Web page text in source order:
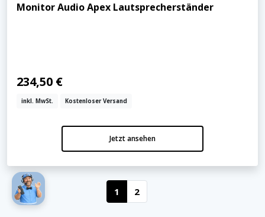
Monitor Audio Apex Lautsprecherständer
234,50 €
inkl. MwSt. Kostenloser Versand
Jetzt ansehen
1 2